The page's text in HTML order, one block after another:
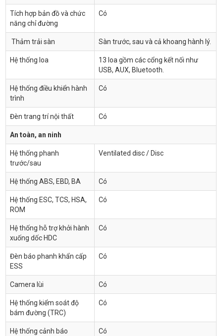
Tích hợp bản đồ và chức
năng chỉ đường
Có
Thảm trải sàn Sàn trước, sau và cả khoang hành lý.
Hệ thống loa
13 loa gồm các cổng kết nối như
USB, AUX, Bluetooth.
Hệ thống điều khiển hành
trình
Có
Đèn trang trí nội thất Có
An toàn, an ninh
Hệ thống phanh
trước/sau
Ventilated disc / Disc
Hệ thống ABS, EBD, BA Có
Hệ thống ESC, TCS, HSA,
ROM
Có
Hệ thống hỗ trợ khởi hành
xuống dốc HDC
Có
Đèn báo phanh khẩn cấp
ESS
Có
Camera lùi Có
Hệ thống kiểm soát độ
bám đường (TRC)
Có
Hệ thống cảnh báo
Có